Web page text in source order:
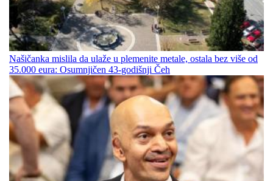
Našičanka mislila da ulaže u plemenite metale, ostala bez više od
35.000 eura: Osumnjičen 43-godišnji Čeh